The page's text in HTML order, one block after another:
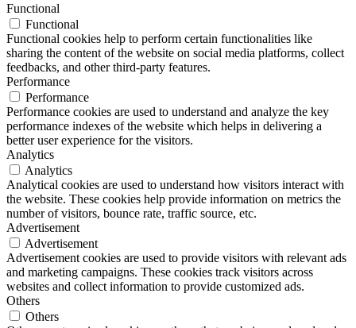
Functional
Functional
Functional cookies help to perform certain functionalities like
sharing the content of the website on social media platforms, collect
feedbacks, and other third-party features.
Performance
Performance
Performance cookies are used to understand and analyze the key
performance indexes of the website which helps in delivering a
better user experience for the visitors.
Analytics
Analytics
Analytical cookies are used to understand how visitors interact with
the website. These cookies help provide information on metrics the
number of visitors, bounce rate, traffic source, etc.
Advertisement
Advertisement
Advertisement cookies are used to provide visitors with relevant ads
and marketing campaigns. These cookies track visitors across
websites and collect information to provide customized ads.
Others
Others